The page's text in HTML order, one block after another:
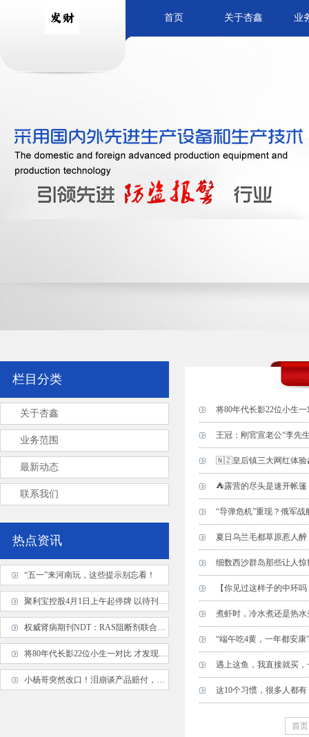
首页 关于杏鑫 业
将80年代长影22位小生
王冠：刚官宣老公“李先
🇳🇿皇后镇三大网红体验
⛺️露营的尽头是速开帐
“导弹危机”重现？俄军
夏日乌兰毛都草原惹人醉
细数西沙群岛那些让人
【你见过这样子的中环
煮虾时，冷水煮还是热
“端午吃4黄，一年都安
遇上这鱼，我直接就买
这10个习惯，很多人都
首页
栏目分类
关于杏鑫
业务范围
最新动态
联系我们
热点资讯
“五一”来河南玩，这些提示别忘看！
聚利宝控股4月1日上午起停牌 以待刊发2024年业绩
权威肾病期刊NDT：RAS阻断剂联合鱼油，尿蛋白下降幅度更大，更易转阴
将80年代长影22位小生一对比 才发现刘晓庆前夫真帅 迟志强演技真棒
小杨哥突然改口！泪崩谈产品赔付，绝口不提沫沫，大杨哥表情亮了